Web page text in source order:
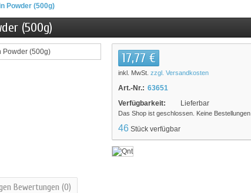
Powder (500g)
(500g)
17,77 €
inkl. MwSt. zzgl. Versandkosten
Art.-Nr.: 63651
Verfügbarkeit:
Lieferbar
Das Shop ist geschlossen. Keine Bestellungen
46 Stück verfügbar
Bewertungen (0)